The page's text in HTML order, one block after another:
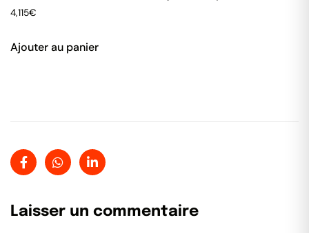
4,115€
Ajouter au panier
Laisser un commentaire